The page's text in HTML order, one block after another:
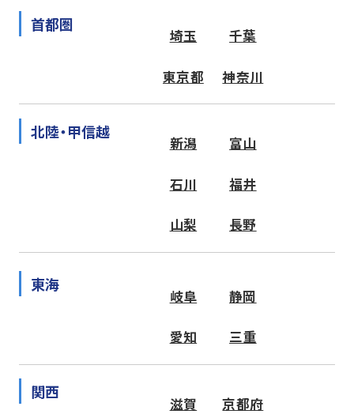
首都圏
埼玉 千葉
東京都 神奈川
北陸・甲信越
新潟 富山
石川 福井
山梨 長野
東海
岐阜 静岡
愛知 三重
関西
滋賀 京都府